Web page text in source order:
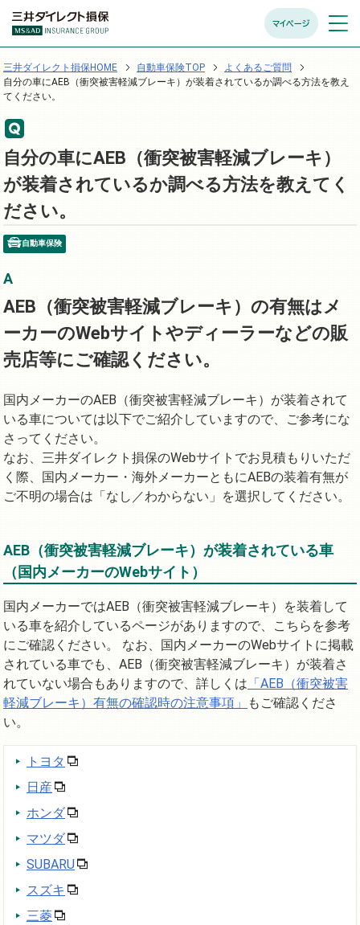
マイページ メニュ
開く
三井ダイレクト損保HOME 自動車保険TOP
よくあるご質問
自分の車にAEB（衝突被害軽減ブレーキ）が装着されているか調べる方法を教え
てください。
自分の車にAEB（衝突被害軽減ブレーキ）
が装着されているか調べる方法を教えてく
ださい。
自動車保険
AEB（衝突被害軽減ブレーキ）の有無はメ
ーカーのWebサイトやディーラーなどの販
売店等にご確認ください。
国内メーカーのAEB（衝突被害軽減ブレーキ）が装着されて
いる車については以下でご紹介していますので、ご参考にな
さってください。
なお、三井ダイレクト損保のWebサイトでお見積もりいただ
く際、国内メーカー・海外メーカーともにAEBの装着有無が
ご不明の場合は「なし／わからない」を選択してください。
AEB（衝突被害軽減ブレーキ）が装着されている車
（国内メーカーのWebサイト）
国内メーカーではAEB（衝突被害軽減ブレーキ）を装着して
いる車を紹介しているページがありますので、こちらを参考
にご確認ください。 なお、国内メーカーのWebサイトに掲載
されている車でも、AEB（衝突被害軽減ブレーキ）が装着さ
れていない場合もありますので、詳しくは 「AEB（衝突被害
軽減ブレーキ）有無の確認時の注意事項」
もご確認くださ
い。
トヨタ
日産
ホンダ
マツダ
SUBARU
スズキ
三菱